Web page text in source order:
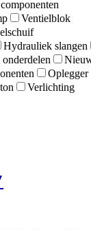
Ventielblok
Hydrauliek slangen
Oplegger
Verlichting